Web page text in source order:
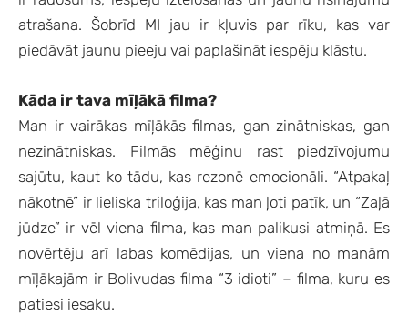
atrašana. Šobrīd MI jau ir kļuvis par rīku, kas var
piedāvāt jaunu pieeju vai paplašināt iespēju klāstu.
Kāda ir tava mīļākā filma?
Man ir vairākas mīļākās filmas, gan zinātniskas, gan
nezinātniskas. Filmās mēģinu rast piedzīvojumu
sajūtu, kaut ko tādu, kas rezonē emocionāli. “Atpakaļ
nākotnē” ir lieliska triloģija, kas man ļoti patīk, un “Zaļā
jūdze” ir vēl viena filma, kas man palikusi atmiņā. Es
novērtēju arī labas komēdijas, un viena no manām
mīļākajām ir Bolivudas filma “3 idioti” – filma, kuru es
patiesi iesaku.